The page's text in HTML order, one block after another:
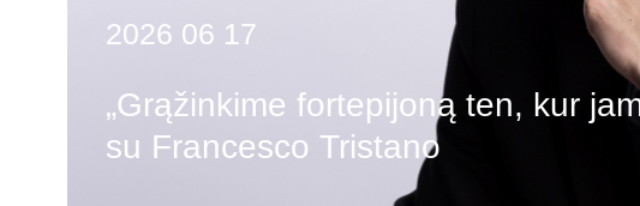
2026 06 17
„Grąžinkime fortepijoną ten, kur
su Francesco Tristano